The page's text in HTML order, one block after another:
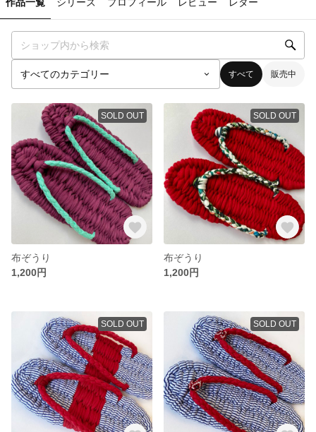
すべて 販売中
SOLD OUT
布ぞうり
1,200円
SOLD OUT
布ぞうり
1,200円
SOLD OUT SOLD OUT